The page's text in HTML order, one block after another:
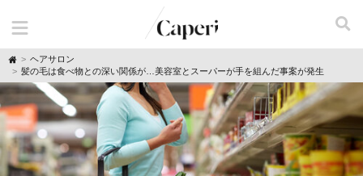
H
o
m
e
ヘアサロン
髪の毛は食べ物との深い関係が…美容室とスーパーが手を組んだ事案が発生